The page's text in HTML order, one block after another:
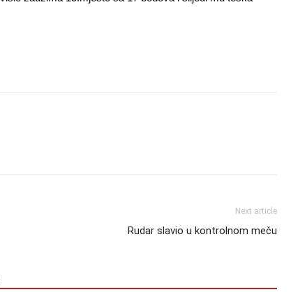
Next article
Rudar slavio u kontrolnom meču